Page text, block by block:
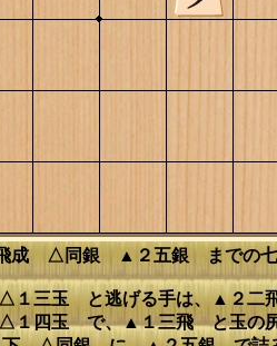
△同銀 ▲２五銀 までの七
△１三玉 と逃げる手は、▲２
１四玉 で、▲１三飛 と玉の